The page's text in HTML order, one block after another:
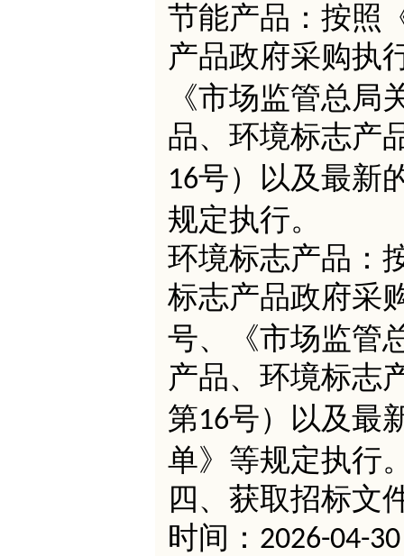
节能产品：按照
产品政府采购执
《市场监管总
品、环境标志产
16号）以及最新
规定执行。
环境标志产品：
标志产品政府采
号、《市场监管
产品、环境标志
第16号）以及最
单》等规定执行
四、获取招标文
时间： 2026-04-